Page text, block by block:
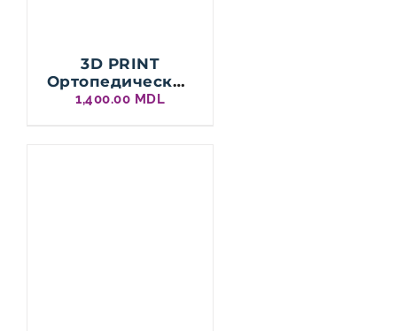
3D PRINT
Ортопедические
стельки для
1,400.00 MDL